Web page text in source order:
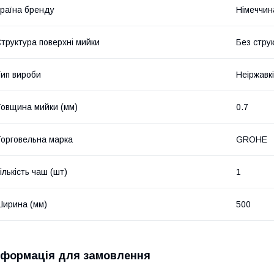
бренду
поверхні мийки Без
вироби
мийки (мм) 0.7
марка GROHE
чаш (шт) 1
(мм) 500
для замовлення